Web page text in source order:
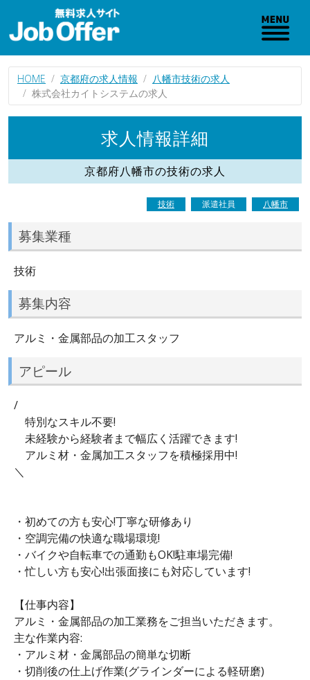
HOME 京都府の求人情報
八幡市技術の求人
株式会社カイトシステムの求人
求人情報詳細
京都府八幡市の技術の求人
技術 派遣社員 八幡市
募集業種
技術
募集内容
アルミ・金属部品の加工スタッフ
アピール
/
特別なスキル不要!
未経験から経験者まで幅広く活躍できます!
アルミ材・金属加工スタッフを積極採用中!
＼
・初めての方も安心!丁寧な研修あり
・空調完備の快適な職場環境!
・バイクや自転車での通勤もOK!駐車場完備!
・忙しい方も安心!出張面接にも対応しています!
【仕事内容】
アルミ・金属部品の加工業務をご担当いただきます。
主な作業内容:
・アルミ材・金属部品の簡単な切断
・切削後の仕上げ作業(グラインダーによる軽研磨)